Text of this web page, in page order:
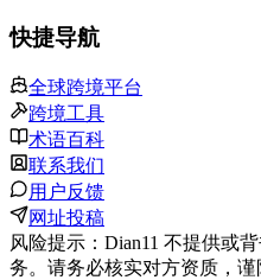
快捷导航
全球跨境平台
跨境工具
术语百科
联系我们
用户反馈
网址投稿
风险提示：Dian11 不提供或
务。请务必核实对方资质，谨